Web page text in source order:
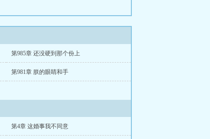
第985章 还没硬到那个份上
第981章 朕的眼睛和手
第4章 这婚事我不同意